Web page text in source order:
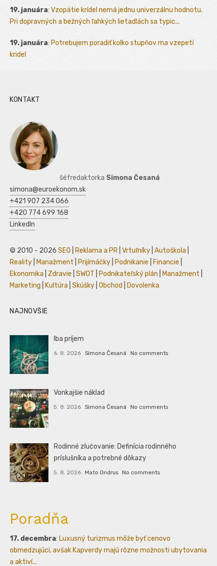
19. januára: Vzopätie krídel nemá jednu univerzálnu hodnotu.
Pri dopravných a bežných ľahkých lietadlách sa typic...
19. januára: Potrebujem poradiť kolko stupňov ma vzepetí
kridel
KONTAKT
šéfredaktorka Simona Česaná
simona@euroekonom.sk
+421 907 234 066
+420 774 699 168
LinkedIn
© 2010 - 2026 SEO Reklama a PR Vrtuľníky Autoškola
Reality
Manažment Prijímáčky Podnikanie Financie
Ekonomika
Zdravie SWOT Podnikateľský plán Manažment
Marketing
Kultúra Skúšky Obchod Dovolenka
NAJNOVŠIE
Iba príjem
6. 8. 2026 Simona Česaná No comments
Vonkajšie náklad
5. 8. 2026 Simona Česaná No comments
Rodinné zlučovanie: Definícia rodinného
príslušníka a potrebné dôkazy
5. 8. 2026 Mato Ondrus No comments
Poradňa
17. decembra: Luxusný turizmus môže byť cenovo
obmedzujúci, avšak Kapverdy majú rôzne možnosti ubytovania
a aktiví...